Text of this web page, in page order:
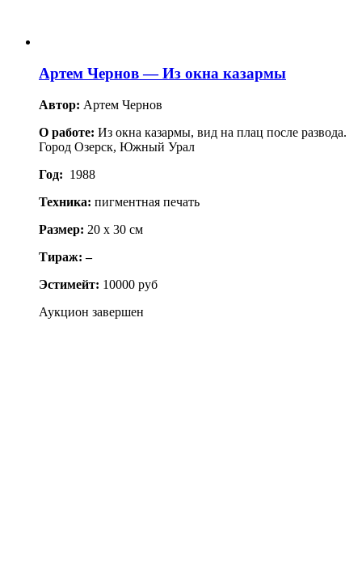
Артем Чернов — Из окна казармы
Автор: Артем Чернов
О работе: Из окна казармы, вид на плац после развода.
Город Озерск, Южный Урал
Год: 1988
Техника: пигментная печать
Размер: 20 x 30 см
Тираж: –
Эстимейт: 10000 руб
Аукцион завершен